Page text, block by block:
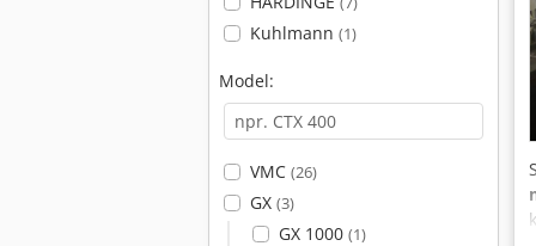
Kuhlmann (1)
Model:
VMC (26)
GX (3)
GX 1000 (1)